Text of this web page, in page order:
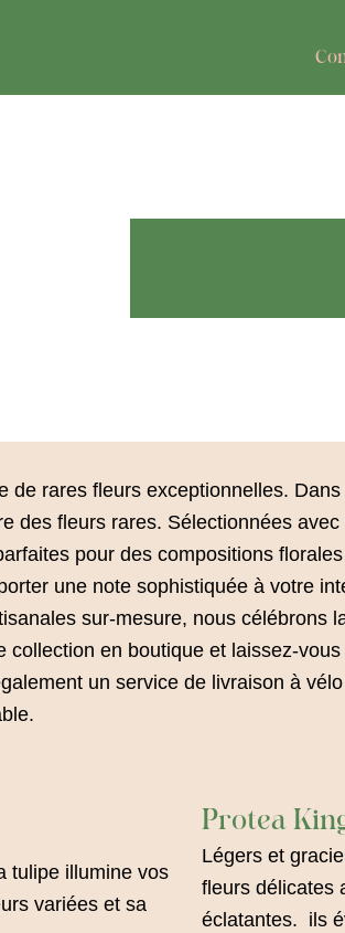
de rares fleurs exceptionnelles.
des fleurs rares. Sélectionnées
pour des compositions
une note sophistiquée à votre
sur-mesure, nous célébrons
collection en boutique et laissez-
un service de livraison à
tulipe illumine vos
variées et sa
Protea
Légers et
fleurs délicates
éclatantes. ils